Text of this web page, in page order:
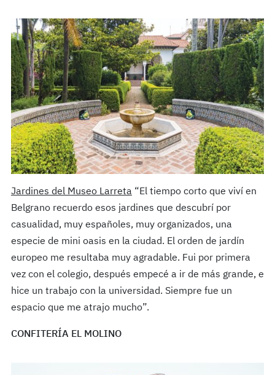
Jardines del Museo Larreta “El tiempo corto que viví en
Belgrano recuerdo esos jardines que descubrí por
casualidad, muy españoles, muy organizados, una
especie de mini oasis en la ciudad. El orden de jardín
europeo me resultaba muy agradable. Fui por primera
vez con el colegio, después empecé a ir de más grande, e
hice un trabajo con la universidad. Siempre fue un
espacio que me atrajo mucho”.
CONFITERÍA EL MOLINO